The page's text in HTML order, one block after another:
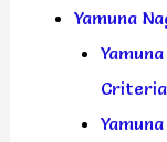
Yamuna